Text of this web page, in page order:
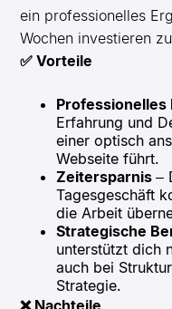
ein professionelles
Wochen investieren
✅ Vorteile
Erfahrung und
einer optisch
Webseite führt.
Zeitersparnis–
Tagesgeschäft
die Arbeit
Strategische
unterstützt dich
auch bei
Strategie.